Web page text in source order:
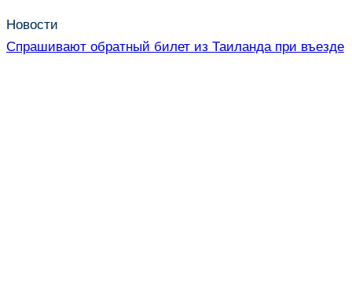
Новости
Спрашивают обратный билет из Таиланда при въезде